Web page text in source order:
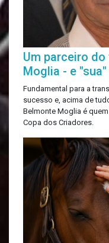
Um parceiro
Moglia - e
Fundamental para a
sucesso e, acima de
Belmonte Moglia é
Copa dos Criadores.